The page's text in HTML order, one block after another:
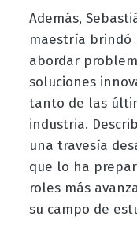
Además,
maestría brindó
abordar
soluciones
tanto de las
industria.
una travesía
que lo ha
roles más
su campo de